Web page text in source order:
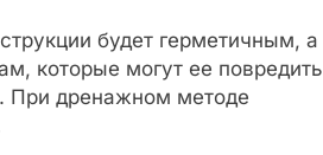
будет герметичным, а
которые могут ее
При дренажном методе